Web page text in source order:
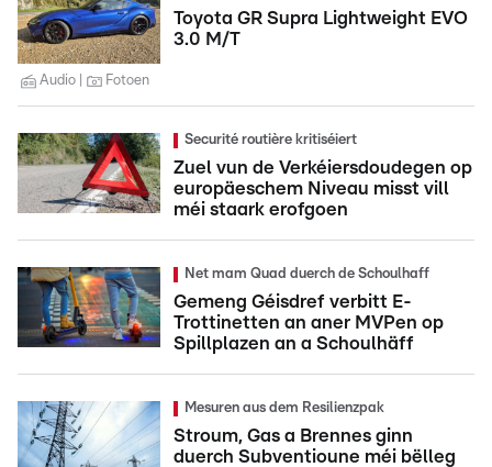
Toyota GR Supra Lightweight EVO
3.0 M/T
Audio Fotoen
Securité routière kritiséiert
Zuel vun de Verkéiersdoudegen op
europäeschem Niveau misst vill
méi staark erofgoen
Net mam Quad duerch de Schoulhaff
Gemeng Géisdref verbitt E-
Trottinetten an aner MVPen op
Spillplazen an a Schoulhäff
Mesuren aus dem Resilienzpak
Stroum, Gas a Brennes ginn
duerch Subventioune méi bëlleg